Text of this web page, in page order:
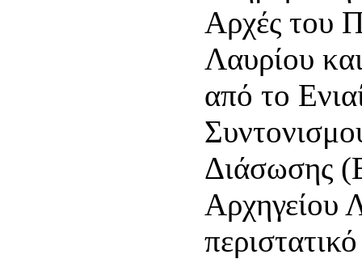
Αρχές του
Λαυρίου
από το
Διάσωσης